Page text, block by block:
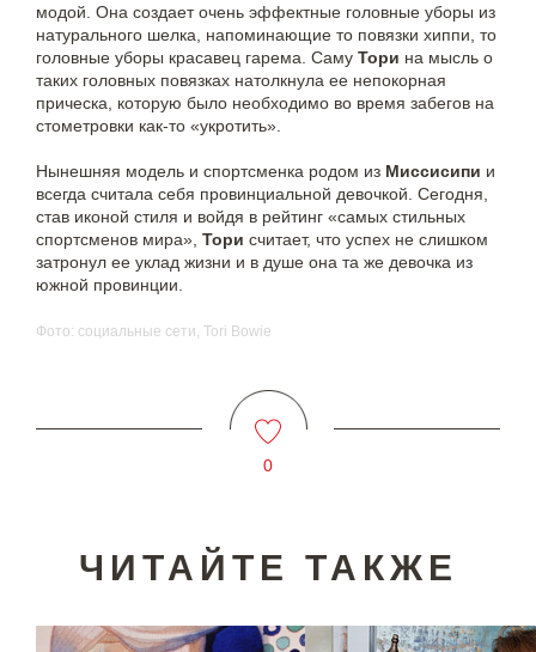
модой. Она создает очень эффектные головные уборы из
натурального шелка, напоминающие то повязки хиппи, то
головные уборы красавец гарема. Саму Тори на мысль о
таких головных повязках натолкнула ее непокорная
прическа, которую было необходимо во время забегов на
стометровки как-то «укротить».
Нынешняя модель и спортсменка родом из Миссисипи и
всегда считала себя провинциальной девочкой. Сегодня,
став иконой стиля и войдя в рейтинг «самых стильных
спортсменов мира», Тори считает, что успех не слишком
затронул ее уклад жизни и в душе она та же девочка из
южной провинции.
Фото: социальные сети, Tori Bowie
0
ЧИТАЙТЕ ТАКЖЕ